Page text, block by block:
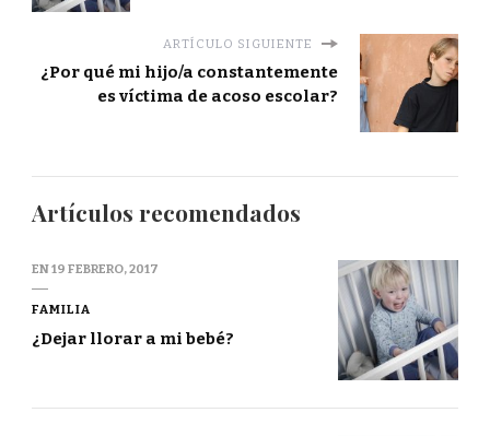
ARTÍCULO SIGUIENTE
¿Por qué mi hijo/a constantemente
es víctima de acoso escolar?
Artículos recomendados
EN19 FEBRERO, 2017
FAMILIA
¿Dejar llorar a mi bebé?